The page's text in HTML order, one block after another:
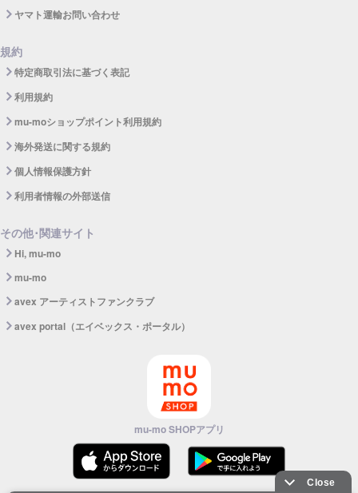
ヤマト運輸お問い合わせ
規約
特定商取引法に基づく表記
利用規約
mu-moショップポイント利用規約
海外発送に関する規約
個人情報保護方針
利用者情報の外部送信
その他･関連サイト
Hi, mu-mo
mu-mo
avex アーティストファンクラブ
avex portal（エイベックス・ポータル）
mu-mo SHOPアプリ